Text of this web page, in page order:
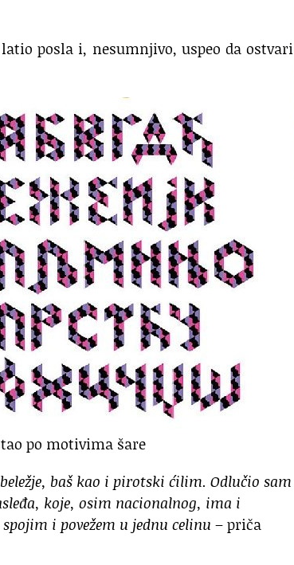
posla i, nesumnjivo, uspeo da ostvari
po motivima šare
baš kao i pirotski ćilim. Odlučio sam
koje, osim nacionalnog, ima i
i povežem u jednu celinu – priča